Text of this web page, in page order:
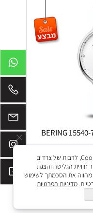
₪
לידיעתך, באתרנו נעשה שימוש בקבצי Cookies, לרבות של צדדים
חוויית הגלישה והצגת
את הסכמתך לשימוש
מדיניות הפרטיות